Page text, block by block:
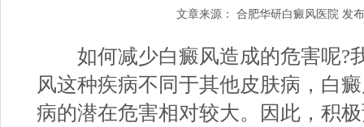
文章来源： 合肥华研白癜风医院 发
如何减少白癜风造成的危害呢?
风这种疾病不同于其他皮肤病，白
病的潜在危害相对较大。因此，积